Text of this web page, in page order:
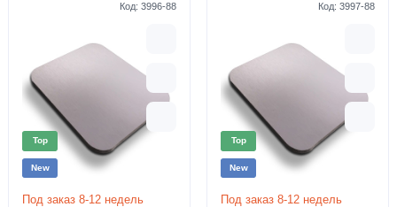
Код: 3996-88
Top
New
Под заказ 8-12 недель
Код: 3997-88
Top
New
Под заказ 8-12 недель